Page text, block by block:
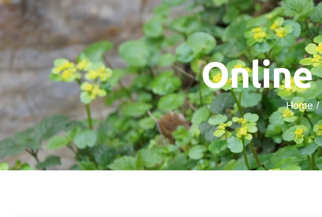
Home